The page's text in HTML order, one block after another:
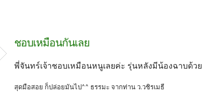
ชอบเหมือนกันเลย
พี่จันทร์เจ้าชอบเหมือนหนูเลยค่ะ รุ่นหลังมีน้องฉาบด้วย
สุดมือสอย ก็ปล่อยมันไป^^ ธรรมะ จากท่าน ว.วชิรเมธี